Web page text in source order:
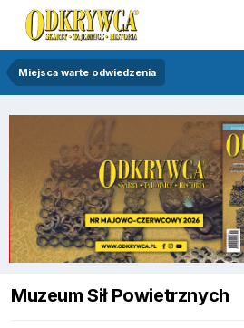
Miejsca warte odwiedzenia
Muzeum Sił Powietrznych